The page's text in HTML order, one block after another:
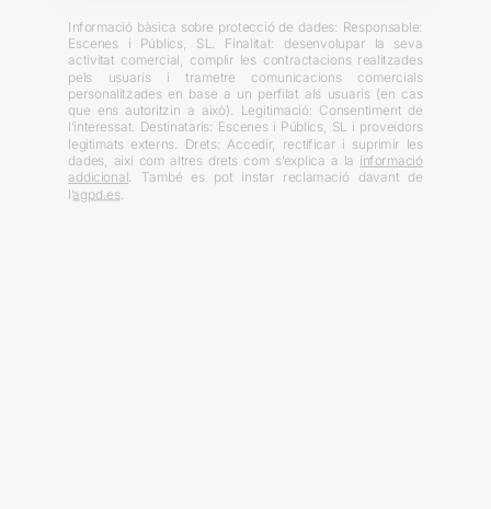
Informació bàsica sobre protecció de dades: Responsable:
Escenes i Públics, SL. Finalitat: desenvolupar la seva
activitat comercial, complir les contractacions realitzades
pels usuaris i trametre comunicacions comercials
personalitzades en base a un perfilat als usuaris (en cas
que ens autoritzin a això). Legitimació: Consentiment de
l’interessat. Destinataris: Escenes i Públics, SL i proveïdors
legitimats externs. Drets: Accedir, rectificar i suprimir les
dades, així com altres drets com s’explica a la informació
addicional. També es pot instar reclamació davant de
l’agpd.es.